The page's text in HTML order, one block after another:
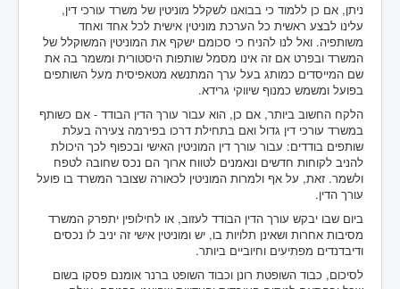
ניתן, אם כן ללמוד כי בבואנו לשקלל מוניטין של משרד עורכי דין,
עלינו לבצע ראשית כל הערכת מוניטין אישית לכל אחד ואחד
משותפיה. ואל לנו להניח כי סכומם ישקף את המוניטין המשוקלל של
המשרד ובפרט אם זה אינו מסמל שותפות היסטורית ומשמר בה את
שם המייסדים כמותג בעל ערך המתנשא מטאפיסית מעל השותפים
בפועל ומשמש כמנוף שיווקי גרידא.
הלקח החשוב ביותר, אם כן, הוא עבור עורך הדין הבודד - אם כשותף
במשרד עורכי דין גדול ואם בתחילת דרכו בפירמה צעירה בעלת
שותפים בודדים: עבור עורך דין המוניטין האישי ובכפוף לכך היכולת
להניב לקוחות חדשים ונאמנים לטווח ארוך הם נכס שחובה לטפח
ולשמר. זאת, על אף ולמרות המוניטין לכאורה שצובר המשרד בו פועל
עורך הדין.
ביום שבו יבקש עורך הדין הבודד לעזוב, או לחילופין יתפרק המשרד
מסיבות אחרות ושאינן תלויות בו, יש ומוניטין אישי זה יניב לו נכסים
ודיבדנדים מפתיעים וחיוביים ביותר.
לסיכום, כבוד השופטת רונן וכבוד השופט ברנר אומנם פסקו בשום